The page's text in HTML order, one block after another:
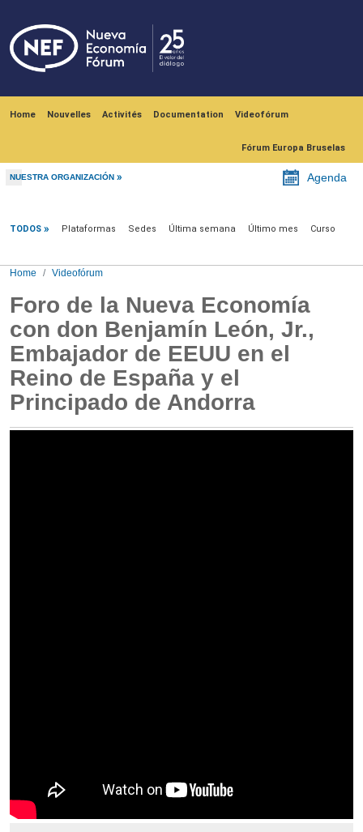
Home Nouvelles Activités Documentation Videofórum
Fórum Europa Bruselas
NUESTRA ORGANIZACIÓN Agenda
TODOS Plataformas Sedes Última semana Último mes Curso
Home Videofórum
Foro de la Nueva Economía
con don Benjamín León, Jr.,
Embajador de EEUU en el
Reino de España y el
Principado de Andorra